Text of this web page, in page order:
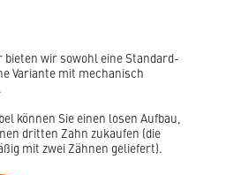
wir sowohl eine Standard-
Variante mit mechanisch
können Sie einen losen Aufbau,
dritten Zahn zukaufen (die
mit zwei Zähnen geliefert).